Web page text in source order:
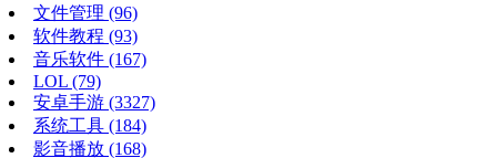
文件管理 (96)
软件教程 (93)
音乐软件 (167)
LOL (79)
安卓手游 (3327)
系统工具 (184)
影音播放 (168)